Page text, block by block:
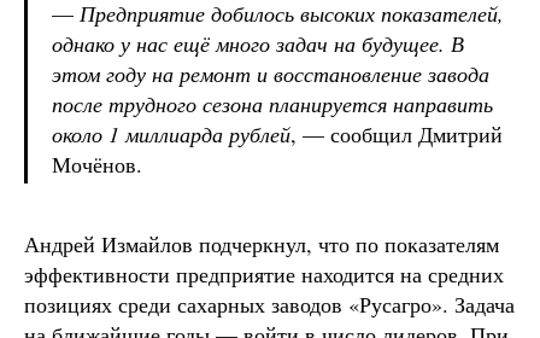
— Предприятие добилось высоких показателей,
однако у нас ещё много задач на будущее. В
этом году на ремонт и восстановление завода
после трудного сезона планируется направить
около 1 миллиарда рублей, — сообщил Дмитрий
Мочёнов.
Андрей Измайлов подчеркнул, что по показателям
эффективности предприятие находится на средних
позициях среди сахарных заводов «Русагро». Задача